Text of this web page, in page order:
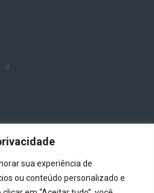
sua experiência de
ou conteúdo personalizado e